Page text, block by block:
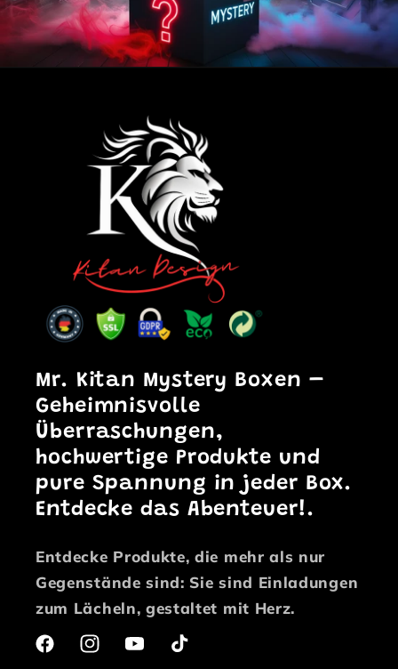
Mr. Kitan Mystery Boxen –
Geheimnisvolle
Überraschungen,
hochwertige Produkte und
pure Spannung in jeder Box.
Entdecke das Abenteuer!.
Entdecke Produkte, die mehr als nur
Gegenstände sind: Sie sind Einladungen
zum Lächeln, gestaltet mit Herz.
FacebookInstagramYouTubeTikTok